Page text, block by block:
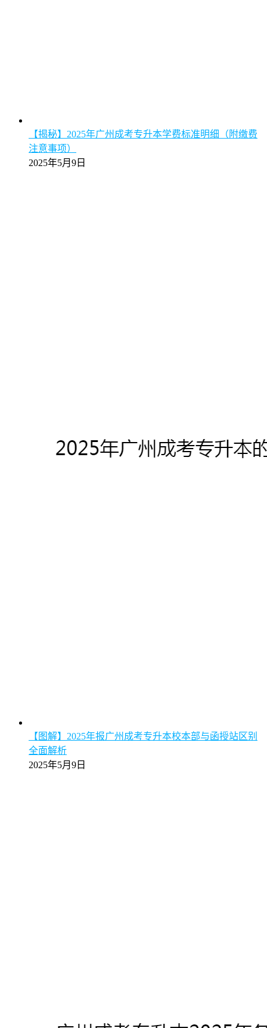
【揭秘】2025年广州成考专升本学费标准明细（附缴费
注意事项）
2025年5月9日
【图解】2025年报广州成考专升本校本部与函授站区别
全面解析
2025年5月9日